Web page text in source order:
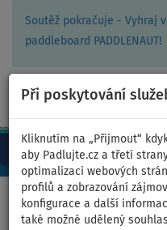
Soutěž pokračuje - Vyhraj
paddleboard PADDLENAUT!
Při poskytování
Kliknutím na „Přijmout“
aby Padlujte.cz a třetí
optimalizaci webových
profilů a zobrazování
konfigurace a další
také možné udělený
CZ/
Domů >Nafukovací